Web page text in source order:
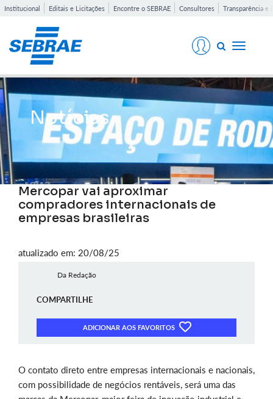
Institucional Editais e Licitações Encontre o SEBRAE Consultores Transparência e
Toggle
Notícias
Mercopar vai aproximar
compradores internacionais de
empresas brasileiras
atualizado em: 20/08/25
Da Redação
COMPARTILHE
ADICIONAR AOS FAVORITOS
O contato direto entre empresas internacionais e nacionais,
com possibilidade de negócios rentáveis, será uma das